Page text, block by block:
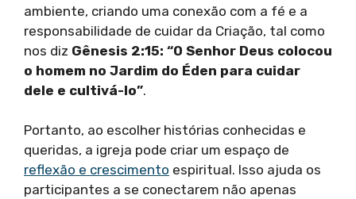
ambiente, criando uma conexão com a fé e a
responsabilidade de cuidar da Criação, tal como
nos diz Gênesis 2:15: “O Senhor Deus colocou
o homem no Jardim do Éden para cuidar
dele e cultivá-lo”.
Portanto, ao escolher histórias conhecidas e
queridas, a igreja pode criar um espaço de
reflexão e crescimento espiritual. Isso ajuda os
participantes a se conectarem não apenas